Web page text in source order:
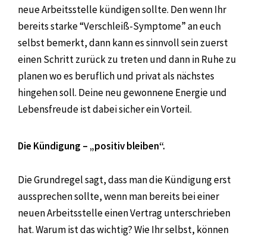
neue Arbeitsstelle kündigen sollte. Den wenn Ihr
bereits starke “Verschleiß-Symptome” an euch
selbst bemerkt, dann kann es sinnvoll sein zuerst
einen Schritt zurück zu treten und dann in Ruhe zu
planen wo es beruflich und privat als nächstes
hingehen soll. Deine neu gewonnene Energie und
Lebensfreude ist dabei sicher ein Vorteil.
Die Kündigung – „positiv bleiben“.
Die Grundregel sagt, dass man die Kündigung erst
aussprechen sollte, wenn man bereits bei einer
neuen Arbeitsstelle einen Vertrag unterschrieben
hat. Warum ist das wichtig? Wie Ihr selbst, können